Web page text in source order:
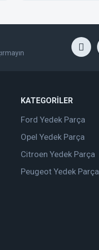
KATEGORİLER
Ford Yedek Parça
Opel Yedek Parça
Citroen Yedek Parça
Peugeot Yedek Parça